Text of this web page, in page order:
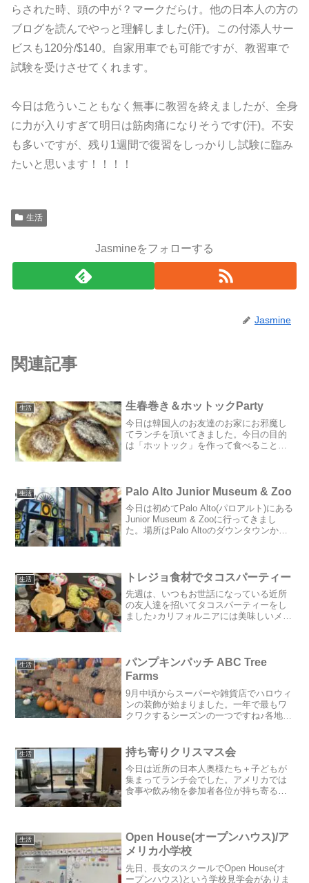
らされた時、頭の中が？マークだらけ。他の日本人の方の
ブログを読んでやっと理解しました(汗)。この付添人サー
ビスも120分/$140。自家用車でも可能ですが、教習車で
試験を受けさせてくれます。
今日は危ういこともなく無事に教習を終えましたが、全身
に力が入りすぎて明日は筋肉痛になりそうです(汗)。不安
も多いですが、残り1週間で復習をしっかりし試験に臨み
たいと思います！！！！
生活
Jasmineをフォローする
Jasmine
関連記事
生活 生春巻き＆ホットックParty
今日は韓国人のお友達のお家にお邪魔し
てランチを頂いてきました。今日の目的
は「ホットック」を作って食べること。
ットックはデザートなので...
生活 Palo Alto Junior Museum & Zoo
今日は初めてPalo Alto(パロアルト)にある
Junior Museum & Zooに行ってきまし
た。場所はPalo Altoのダウンタウンから
生活 トレジョ食材でタコスパーティー
先週は、いつもお世話になっている近所
の友人達を招いてタコスパーティーをし
ました♪カリフォルニアには美味しいメキ
まないので最近は作って...
生活
パンプキンパッチ ABC Tree
Farms
9月中頃からスーパーや雑貨店でハロウィ
ンの装飾が始まりました。一年で最もワ
クワクするシーズンの一つですね♪各地の
はベイエリアで定番の「ABC Tree
Farms」。こ...
生活 持ち寄りクリスマス会
今日は近所の日本人奥様たち＋子どもが
集まってランチ会でした。アメリカでは
食事や飲み物を参加者各位が持ち寄るこ
けでとっても豪...
生活
Open House(オープンハウス)/ア
メリカ小学校
先日、長女のスクールでOpen House(オ
ープンハウス)という学校見学会がありま